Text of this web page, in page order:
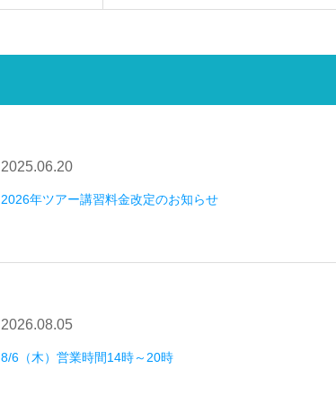
2025.06.20
2026年ツアー講習料金改定のお知らせ
2026.08.05
8/6（木）営業時間14時～20時